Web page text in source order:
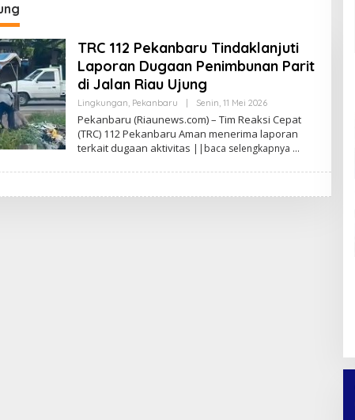
TRC 112 Pekanbaru Tindaklanjuti
Laporan Dugaan Penimbunan Parit
di Jalan Riau Ujung
Lingkungan, Pekanbaru Senin, 11 Mei 2026O
L
E
H
A
A
Pekanbaru (Riaunews.com) – Tim Reaksi Cepat
(TRC) 112 Pekanbaru Aman menerima laporan
terkait dugaan aktivitas ||baca selengkapnya